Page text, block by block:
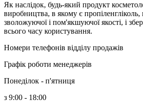
Як наслідок, будь-який продукт
виробництва, в якому є пропіленгліколь,
зволожуючої і пом'якшуючої якості, і
всього часу користування.
Номери телефонів відділу продажів
Графік роботи менеджерів
Понеділок - п'ятниця
з 9:00 - 18:00